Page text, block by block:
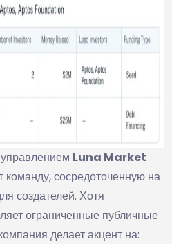
Luna Market
команду, сосредоточенную на
создателей. Хотя
ограниченные публичные
делает акцент на: